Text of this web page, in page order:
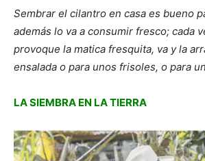
Sembrar el cilantro en casa es bueno
además lo va a consumir fresco; cada
provoque la matica fresquita, va y la
ensalada o para unos frisoles, o para
LA SIEMBRA EN LA TIERRA